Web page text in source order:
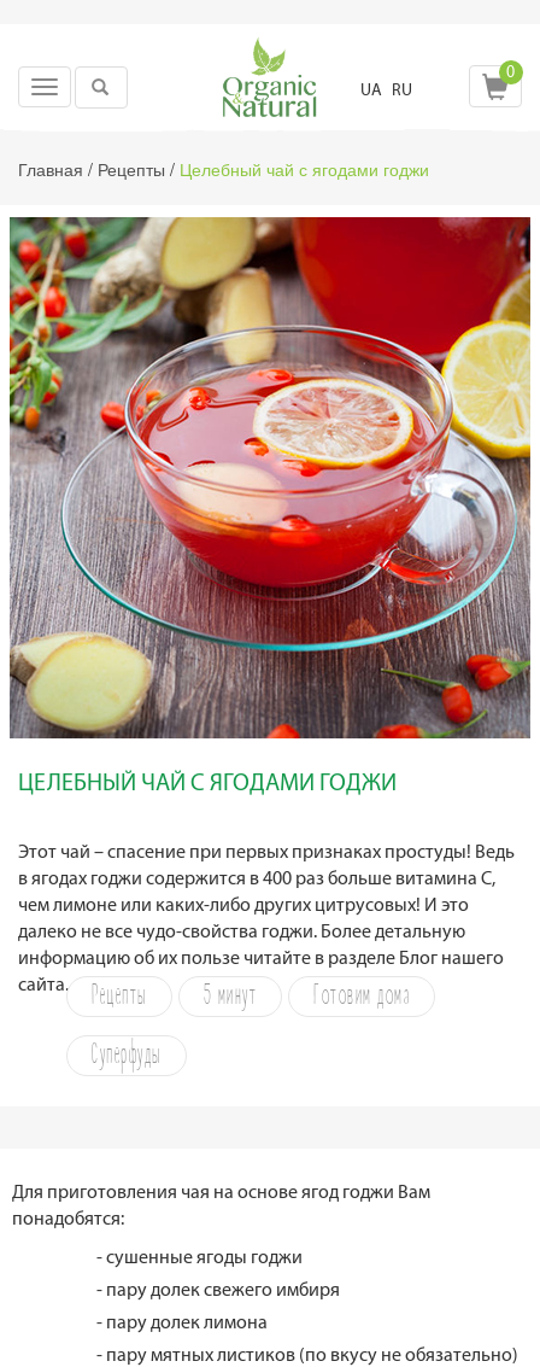
Toggle
UA RU
0
Главная / Рецепты / Целебный чай с ягодами годжи
ЦЕЛЕБНЫЙ ЧАЙ С ЯГОДАМИ ГОДЖИ
Этот чай – спасение при первых признаках простуды! Ведь
в ягодах годжи содержится в 400 раз больше витамина С,
чем лимоне или каких-либо других цитрусовых! И это
далеко не все чудо-свойства годжи. Более детальную
информацию об их пользе читайте в разделе Блог нашего
сайта.
Рецепты 5 минут
Готовим дома
Суперфуды
Для приготовления чая на основе ягод годжи Вам
понадобятся:
- сушенные ягоды годжи
- пару долек свежего имбиря
- пару долек лимона
- пару мятных листиков (по вкусу не обязательно)